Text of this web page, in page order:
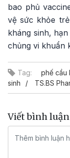
bao phủ
vệ sức khỏe
kháng sinh,
chủng vi khuẩn
Tag: phế cầu
sinh
TS.BS
Viết bình luận